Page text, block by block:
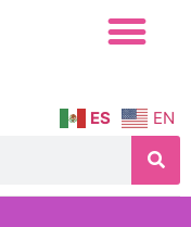
ES EN